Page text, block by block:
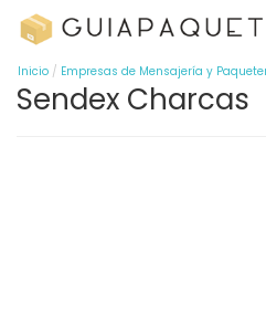
Inicio Empresas de Mensajería y
Sendex Charcas